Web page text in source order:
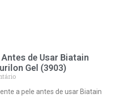
de Usar Biatain
Gel (3903)
a pele antes de usar Biatain